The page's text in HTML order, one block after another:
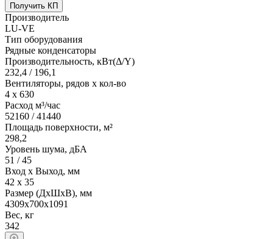
Получить КП
Производитель
LU-VE
Тип оборудования
Рядные конденсаторы
Производительность, кВт(Δ/Y)
232,4 / 196,1
Вентиляторы, рядов х кол-во
4 х 630
Расход м³/час
52160 / 41440
Площадь поверхности, м²
298,2
Уровень шума, дБА
51 / 45
Вход х Выход, мм
42 х 35
Размер (ДхШхВ), мм
4309х700х1091
Вес, кг
342